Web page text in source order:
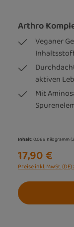
Arthro
Veganer
aktiven
Mit
Inhalt:0.089 Kilogramm
17,90 €
Preise inkl. MwSt.